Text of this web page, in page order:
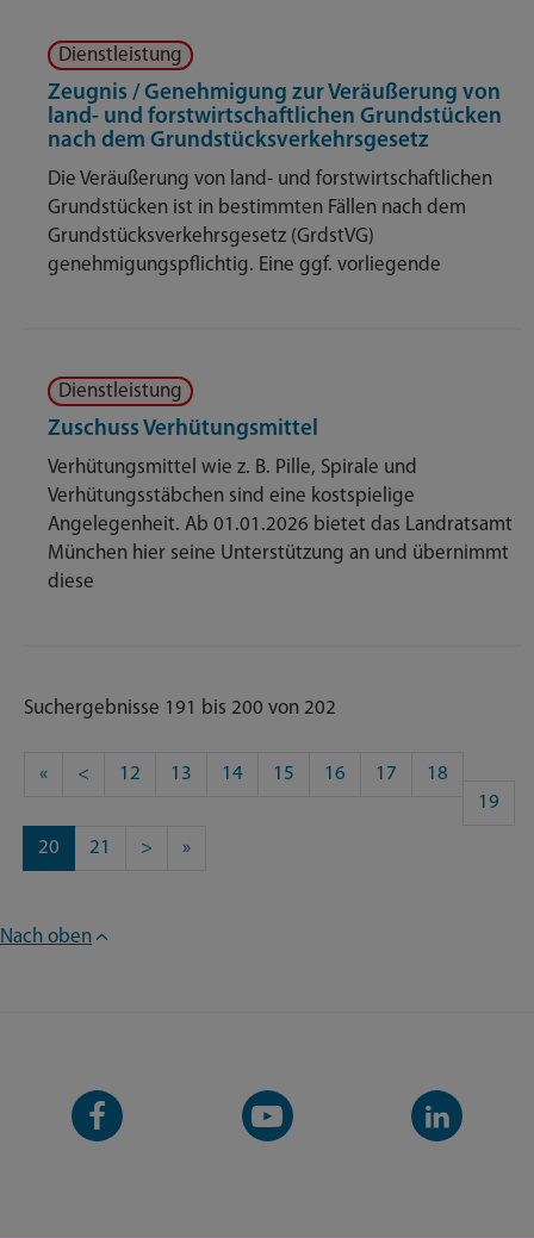
Dienstleistung
Zeugnis / Genehmigung zur Veräußerung von
land- und forstwirtschaftlichen Grundstücken
nach dem Grundstücksverkehrsgesetz
Die Veräußerung von land- und forstwirtschaftlichen
Grundstücken ist in bestimmten Fällen nach dem
Grundstücksverkehrsgesetz (GrdstVG)
genehmigungspflichtig. Eine ggf. vorliegende
Dienstleistung
Zuschuss Verhütungsmittel
Verhütungsmittel wie z. B. Pille, Spirale und
Verhütungsstäbchen sind eine kostspielige
Angelegenheit. Ab 01.01.2026 bietet das Landratsamt
München hier seine Unterstützung an und übernimmt
diese
Suchergebnisse 191 bis 200 von 202
« < 12 13 14 15 16 17
18
19
20 21 > »
Nach oben
Facebook-
Seite
YouTube-
Kanal
LinkedIn-
Kanal